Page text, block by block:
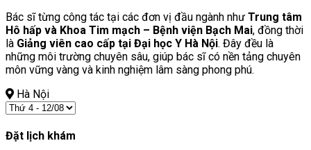
Bác sĩ từng công tác tại các đơn vị đầu ngành như Trung tâm
Hô hấp và Khoa Tim mạch – Bệnh viện Bạch Mai, đồng thời
là Giảng viên cao cấp tại Đại học Y Hà Nội. Đây đều là
những môi trường chuyên sâu, giúp bác sĩ có nền tảng chuyên
môn vững vàng và kinh nghiệm lâm sàng phong phú.
Hà Nội
Đặt lịch khám